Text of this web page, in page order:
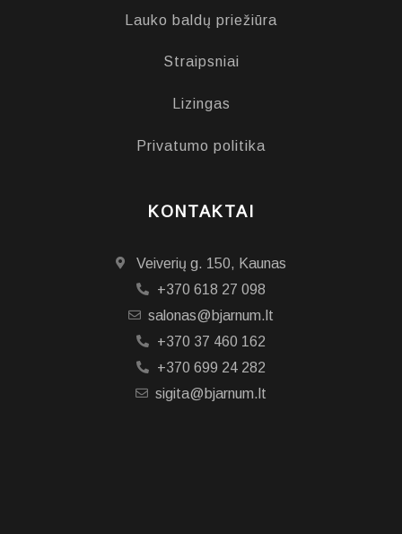
Lauko baldų priežiūra
Straipsniai
Lizingas
Privatumo politika
KONTAKTAI
Veiverių g. 150, Kaunas
+370 618 27 098
salonas@bjarnum.lt
+370 37 460 162
+370 699 24 282
sigita@bjarnum.lt